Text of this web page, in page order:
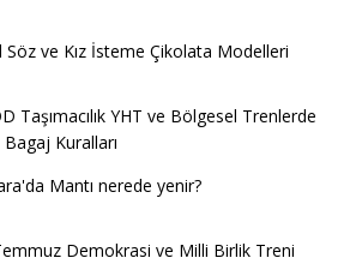
Söz ve Kız İsteme Çikolata Modelleri
Taşımacılık YHT ve Bölgesel Trenlerde
Bagaj Kuralları
Mantı nerede yenir?
Demokrasi ve Milli Birlik Treni